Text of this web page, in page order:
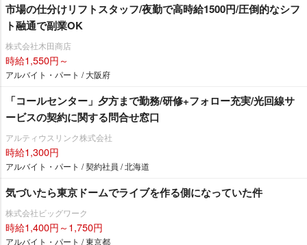
市場の仕分けリフトスタッフ/夜勤で高時給1500円/圧倒的なシフ
ト融通で副業OK
株式会社木田商店
時給1,550円～
アルバイト・パート / 大阪府
「コールセンター」夕方まで勤務/研修+フォロー充実/光回線サ
ービスの契約に関する問合せ窓口
アルティウスリンク株式会社
時給1,300円
アルバイト・パート / 契約社員 / 北海道
気づいたら東京ドームでライブを作る側になっていた件
株式会社ビッグワーク
時給1,400円～1,750円
アルバイト・パート / 東京都